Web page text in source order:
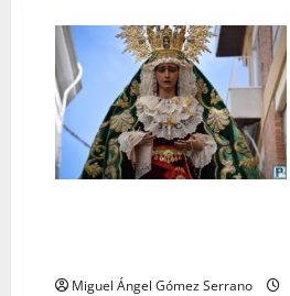
Miguel Ángel Gómez Serrano